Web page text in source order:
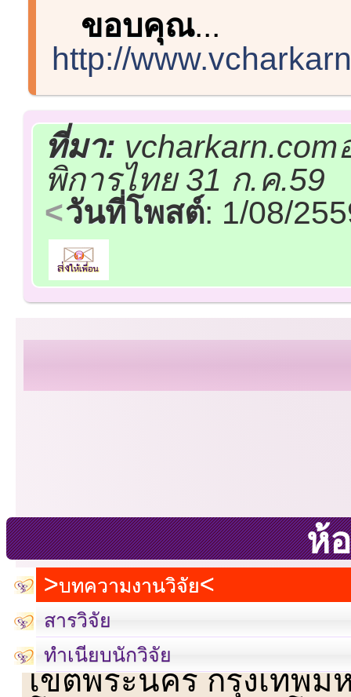
ขอบคุณ...
http://
ที่มา:
พิการไทย 31 ก.ค.59
วันที่โพสต์: 1/08/
ห้
บทความงานวิจัย
สารวิจัย
ทำเนียบนักวิจัย
เลขที่ 23 ชั้น 2 ถนนวิ
เขตพระนคร กรุงเทพม